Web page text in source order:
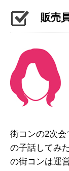
販売
街コンの2次
の子話してみ
の街コンは運